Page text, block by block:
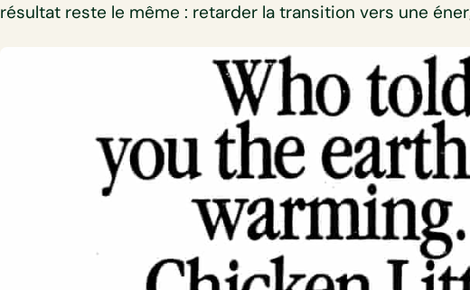
résultat reste le même : retarder la transition vers une